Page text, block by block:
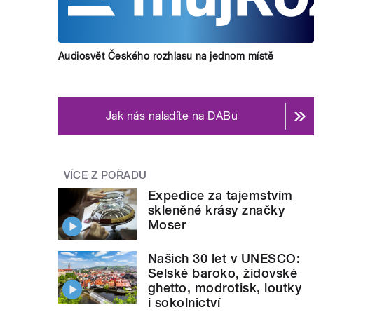
Audiosvět Českého rozhlasu na jednom místě
Jak nás naladíte na DABu
VÍCE Z POŘADU
Expedice za tajemstvím
skleněné krásy značky
Moser
Našich 30 let v UNESCO:
Selské baroko, židovské
ghetto, modrotisk, loutky
i sokolnictví